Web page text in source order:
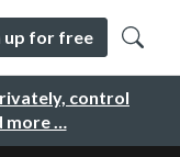
control
more …
up for free